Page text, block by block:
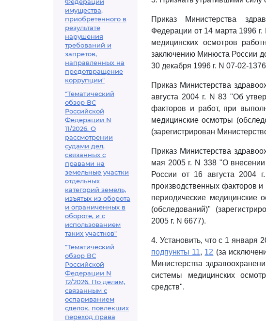
имущества,
приобретенного в
результате
нарушения
требований и
запретов,
направленных на
предотвращение
коррупции"
"Тематический
обзор ВС
Российской
Федерации N
11/2026. О
рассмотрении
судами дел,
связанных с
правами на
земельные участки
отдельных
категорий земель,
изъятых из оборота
и ограниченных в
обороте, и с
использованием
таких участков"
"Тематический
обзор ВС
Российской
Федерации N
12/2026. По делам,
связанным с
оспариванием
сделок, повлекших
переход права
Приказ Министерства
Федерации от 14 марта 1996
медицинских осмотров
заключению Минюста России
30 декабря 1996 г. N 07-02-
Приказ Министерства
августа 2004 г. N 83 "Об
факторов и работ, при
медицинские осмотры
(зарегистрирован
Приказ Министерства
мая 2005 г. N 338 "О
России от 16 августа 2004
производственных факторов
периодические медицинские
(обследований)"
2005 г. N 6677).
4. Установить, что с 1 января
подпункты 11, 12 (за
Министерства
системы медицинских
средств".